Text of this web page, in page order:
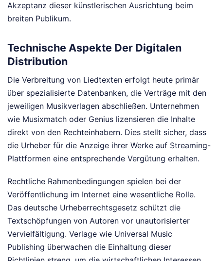
Akzeptanz dieser künstlerischen Ausrichtung beim
breiten Publikum.
Technische Aspekte Der Digitalen
Distribution
Die Verbreitung von Liedtexten erfolgt heute primär
über spezialisierte Datenbanken, die Verträge mit den
jeweiligen Musikverlagen abschließen. Unternehmen
wie Musixmatch oder Genius lizensieren die Inhalte
direkt von den Rechteinhabern. Dies stellt sicher, dass
die Urheber für die Anzeige ihrer Werke auf Streaming-
Plattformen eine entsprechende Vergütung erhalten.
Rechtliche Rahmenbedingungen spielen bei der
Veröffentlichung im Internet eine wesentliche Rolle.
Das deutsche Urheberrechtsgesetz schützt die
Textschöpfungen von Autoren vor unautorisierter
Vervielfältigung. Verlage wie Universal Music
Publishing überwachen die Einhaltung dieser